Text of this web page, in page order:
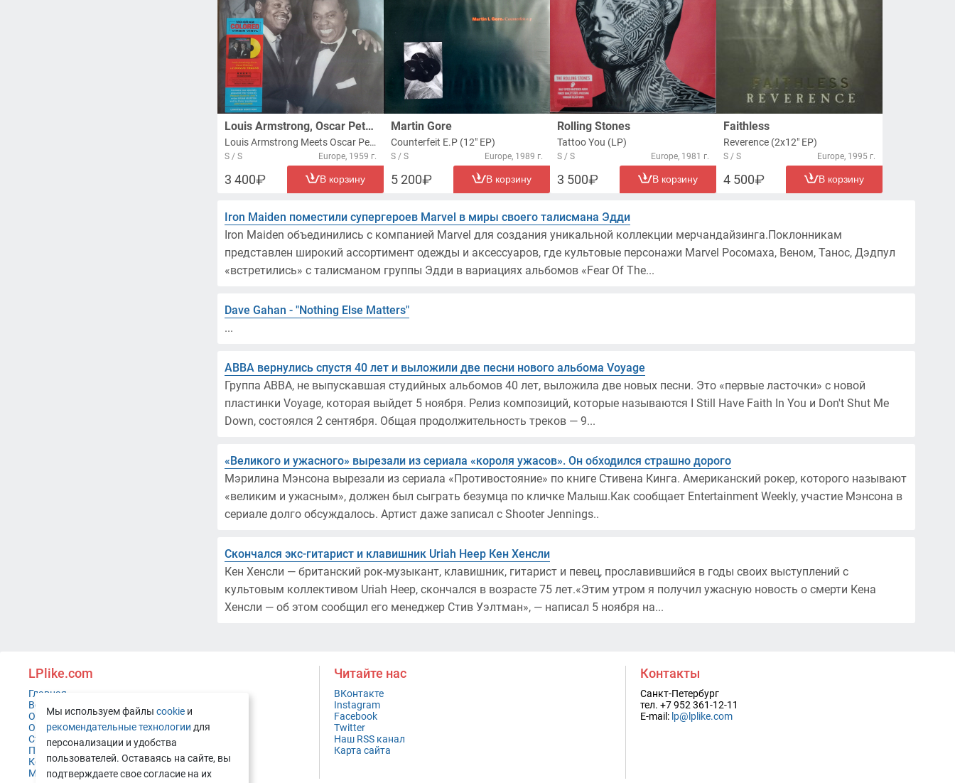
Louis Armstrong, Oscar Peterson
Louis Armstrong Meets Oscar Peterson (LP)
S / S Europe, 1959 г.
3 400 В корзину
Martin Gore
Counterfeit E.P (12" EP)
S / S Europe, 1989 г.
5 200 В корзину
Rolling Stones
Tattoo You (LP)
S / S Europe, 1981 г.
3 500 В корзину
Faithless
Reverence (2x12" EP)
S / S Europe, 1995 г.
4 500 В корзину
Iron Maiden поместили супергероев Marvel в миры своего талисмана Эдди
Iron Maiden объединились с компанией Marvel для создания уникальной коллекции мерчандайзинга.Поклонникам
представлен широкий ассортимент одежды и аксессуаров, где культовые персонажи Marvel Росомаха, Веном, Танос, Дэдпул
«встретились» с талисманом группы Эдди в вариациях альбомов «Fear Of The...
Dave Gahan - ″Nothing Else Matters″
...
ABBA вернулись спустя 40 лет и выложили две песни нового альбома Voyage
Группа ABBA, не выпускавшая студийных альбомов 40 лет, выложила две новых песни. Это «первые ласточки» с новой
пластинки Voyage, которая выйдет 5 ноября. Релиз композиций, которые называются I Still Have Faith In You и Don't Shut Me
Down, состоялся 2 сентября. Общая продолжительность треков — 9...
«Великого и ужасного» вырезали из сериала «короля ужасов». Он обходился страшно дорого
Мэрилина Мэнсона вырезали из сериала «Противостояние» по книге Стивена Кинга. Американский рокер, которого называют
«великим и ужасным», должен был сыграть безумца по кличке Малыш.Как сообщает Entertainment Weekly, участие Мэнсона в
сериале долго обсуждалось. Артист даже записал с Shooter Jennings..
Скончался экс-гитарист и клавишник Uriah Heep Кен Хенсли
Кен Хенсли — британский рок-музыкант, клавишник, гитарист и певец, прославившийся в годы своих выступлений с
культовым коллективом Uriah Heep, скончался в возрасте 75 лет.«Этим утром я получил ужасную новость о смерти Кена
Хенсли — об этом сообщил его менеджер Стив Уэлтман», — написал 5 ноября на...
LPlike.com
Главная
Все пластинки
Оценка состояния
Оплата и доставка
Статьи и новости
Политика конфиденциальности
Контакты
Мобильная версия
Читайте нас
ВКонтакте
Instagram
Facebook
Twitter
Наш RSS канал
Карта сайта
Контакты
Санкт-Петербург
тел. +7 952 361-12-11
E-mail: lp@lplike.com
Мы используем файлы cookie и
рекомендательные технологии для
персонализации и удобства
пользователей. Оставаясь на сайте, вы
подтверждаете свое согласие на их